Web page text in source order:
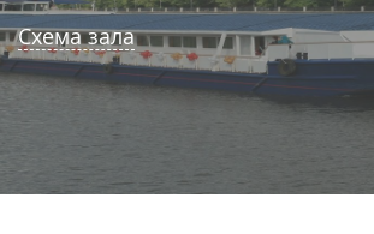
Схема зала